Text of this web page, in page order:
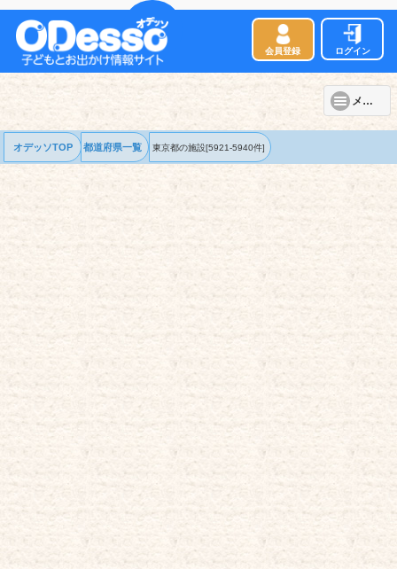
会員登録 ログイン
メニュー
オデッソTOP 都道府県一覧 東京都の施設[5921-5940件]